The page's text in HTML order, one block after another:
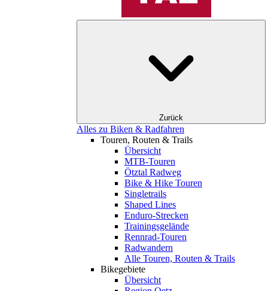
Zurück
Alles zu Biken & Radfahren
Touren, Routen & Trails
Übersicht
MTB-Touren
Ötztal Radweg
Bike & Hike Touren
Singletrails
Shaped Lines
Enduro-Strecken
Trainingsgelände
Rennrad-Touren
Radwandern
Alle Touren, Routen & Trails
Bikegebiete
Übersicht